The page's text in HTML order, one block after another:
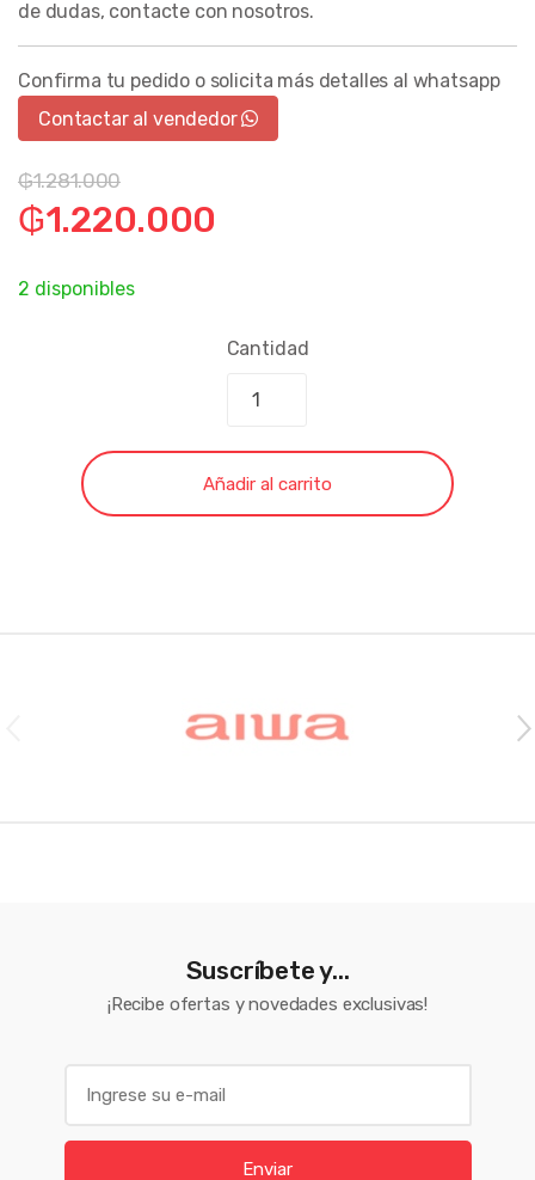
de dudas, contacte con nosotros.
Confirma tu pedido o solicita más detalles al whatsapp
Contactar al vendedor
₲1.281.000
₲1.220.000
2 disponibles
Cantidad
Añadir al carrito
Suscríbete y...
¡Recibe ofertas y novedades exclusivas!
Enviar